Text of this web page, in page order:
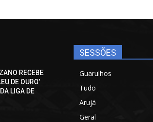
RECEBE
DE OURO’
LIGA DE
SESSÕES
Guarulhos
Tudo
Arujá
Geral